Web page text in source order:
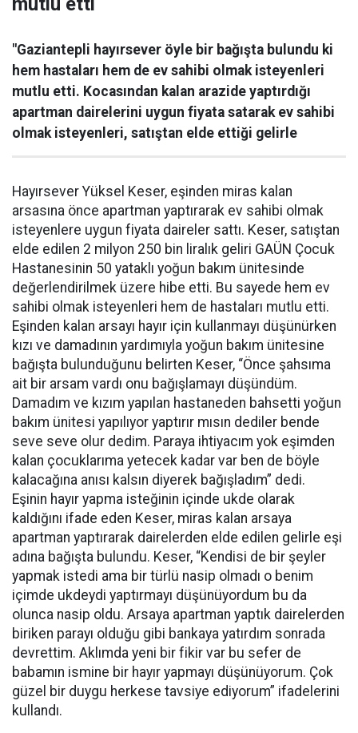
"Gaziantepli hayırsever öyle bir bağışta bulundu ki
hem hastaları hem de ev sahibi olmak isteyenleri
mutlu etti. Kocasından kalan arazide yaptırdığı
apartman dairelerini uygun fiyata satarak ev sahibi
olmak isteyenleri, satıştan elde ettiği gelirle
Hayırsever Yüksel Keser, eşinden miras kalan
arsasına önce apartman yaptırarak ev sahibi olmak
isteyenlere uygun fiyata daireler sattı. Keser, satıştan
elde edilen 2 milyon 250 bin liralık geliri GAÜN Çocuk
Hastanesinin 50 yataklı yoğun bakım ünitesinde
değerlendirilmek üzere hibe etti. Bu sayede hem ev
sahibi olmak isteyenleri hem de hastaları mutlu etti.
Eşinden kalan arsayı hayır için kullanmayı düşünürken
kızı ve damadının yardımıyla yoğun bakım ünitesine
bağışta bulunduğunu belirten Keser, “Önce şahsıma
ait bir arsam vardı onu bağışlamayı düşündüm.
Damadım ve kızım yapılan hastaneden bahsetti yoğun
bakım ünitesi yapılıyor yaptırır mısın dediler bende
seve seve olur dedim. Paraya ihtiyacım yok eşimden
kalan çocuklarıma yetecek kadar var ben de böyle
kalacağına anısı kalsın diyerek bağışladım” dedi.
Eşinin hayır yapma isteğinin içinde ukde olarak
kaldığını ifade eden Keser, miras kalan arsaya
apartman yaptırarak dairelerden elde edilen gelirle eşi
adına bağışta bulundu. Keser, “Kendisi de bir şeyler
yapmak istedi ama bir türlü nasip olmadı o benim
içimde ukdeydi yaptırmayı düşünüyordum bu da
olunca nasip oldu. Arsaya apartman yaptık dairelerden
biriken parayı olduğu gibi bankaya yatırdım sonrada
devrettim. Aklımda yeni bir fikir var bu sefer de
babamın ismine bir hayır yapmayı düşünüyorum. Çok
güzel bir duygu herkese tavsiye ediyorum” ifadelerini
kullandı.